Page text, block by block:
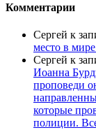
Комментарии
Сергей к
место в
Сергей к
Иоанна
проповеди
которые
полиции.